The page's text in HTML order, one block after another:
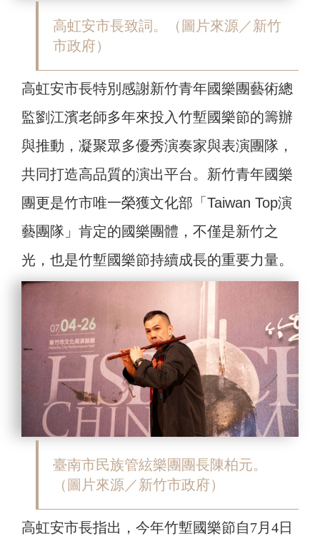
高虹安市長致詞。（圖片來源／新竹
市政府）
高虹安市長特別感謝新竹青年國樂團藝術總
監劉江濱老師多年來投入竹塹國樂節的籌辦
與推動，凝聚眾多優秀演奏家與表演團隊，
共同打造高品質的演出平台。新竹青年國樂
團更是竹市唯一榮獲文化部「Taiwan Top演
藝團隊」肯定的國樂團體，不僅是新竹之
光，也是竹塹國樂節持續成長的重要力量。
臺南市民族管絃樂團團長陳柏元。
（圖片來源／新竹市政府）
高虹安市長指出，今年竹塹國樂節自7月4日